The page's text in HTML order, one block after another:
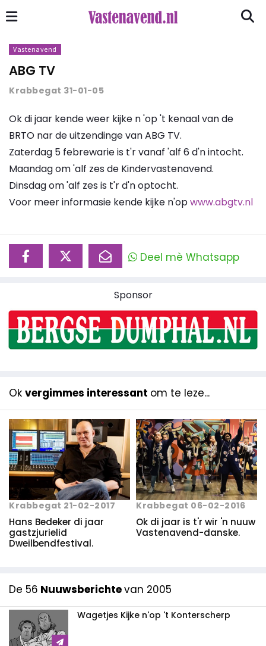
Vastenavend
ABG TV
Krabbegat 31-01-05
Ok di jaar kende weer kijke n 'op 't kenaal van de
BRTO nar de uitzendinge van ABG TV.
Zaterdag 5 febrewarie is t'r vanaf 'alf 6 d'n intocht.
Maandag om 'alf zes de Kindervastenavend.
Dinsdag om 'alf zes is t'r d'n optocht.
Voor meer informasie kende kijke n'opwww.abgtv.nl
Deel mè Whatsapp
Sponsor
Ok vergimmes interessant om te leze...
Krabbegat 21-02-2017
Hans Bedeker di jaar
gastzjurielid
Dweilbendfestival.
Krabbegat 06-02-2016
Ok di jaar is t'r wir 'n nuuw
Vastenavend-danske.
De 56 Nuuwsberichtevan 2005
Wagetjes Kijke n'op 't Konterscherp